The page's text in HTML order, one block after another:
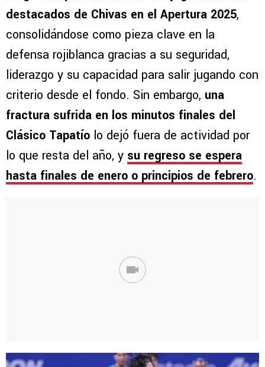
destacados de Chivas en el Apertura 2025,
consolidándose como pieza clave en la
defensa rojiblanca gracias a su seguridad,
liderazgo y su capacidad para salir jugando con
criterio desde el fondo. Sin embargo, una
fractura sufrida en los minutos finales del
Clásico Tapatío lo dejó fuera de actividad por
lo que resta del año, y su regreso se espera
hasta finales de enero o principios de febrero.